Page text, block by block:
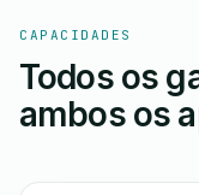
CAPACIDADES
Todos os
ambos os